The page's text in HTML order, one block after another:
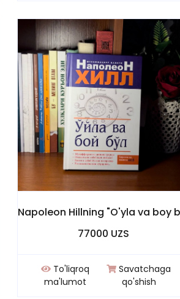
77000 UZS
To'liqroq
ma'lumot
Savatchaga
qo'shish